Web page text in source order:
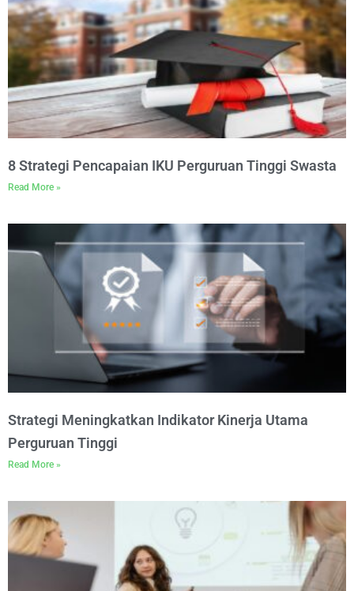
8 Strategi Pencapaian IKU Perguruan Tinggi Swasta
Read More »
Strategi Meningkatkan Indikator Kinerja Utama
Perguruan Tinggi
Read More »